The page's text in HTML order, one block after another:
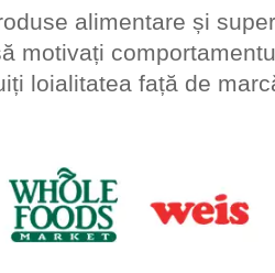
alimentare și
motivați
loialitatea față de